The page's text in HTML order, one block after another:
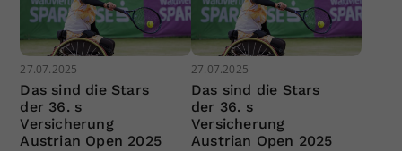
27.07.2025
Das sind die Stars
der 36. s
Versicherung
Austrian Open 2025
27.07.2025
Das sind die Stars
der 36. s
Versicherung
Austrian Open 2025